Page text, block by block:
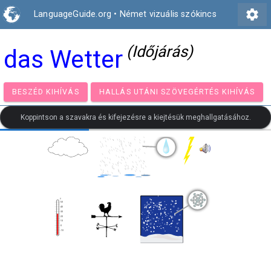
LanguageGuide.org • Német vizuális szókincs settings
das Wetter (Időjárás)
BESZÉD KIHÍVÁS HALLÁS UTÁNI SZÖVEGÉRTÉS
Koppintson a szavakra és kifejezésre a kiejtésük meghallgatásához.